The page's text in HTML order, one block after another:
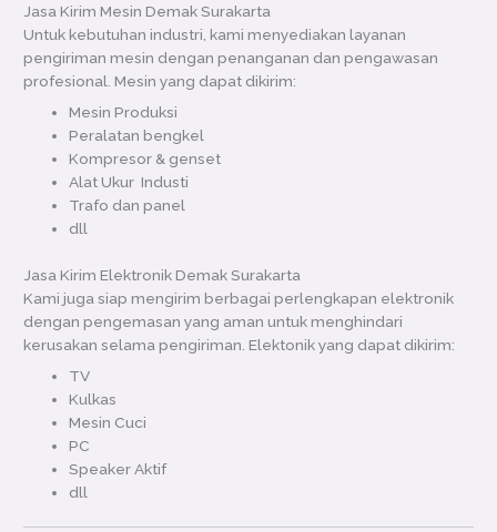
Jasa Kirim Mesin Demak Surakarta
Untuk kebutuhan industri, kami menyediakan layanan
pengiriman mesin dengan penanganan dan pengawasan
profesional. Mesin yang dapat dikirim:
Mesin Produksi
Peralatan bengkel
Kompresor & genset
Alat Ukur Industi
Trafo dan panel
dll
Jasa Kirim Elektronik Demak Surakarta
Kami juga siap mengirim berbagai perlengkapan elektronik
dengan pengemasan yang aman untuk menghindari
kerusakan selama pengiriman. Elektonik yang dapat dikirim:
TV
Kulkas
Mesin Cuci
PC
Speaker Aktif
dll